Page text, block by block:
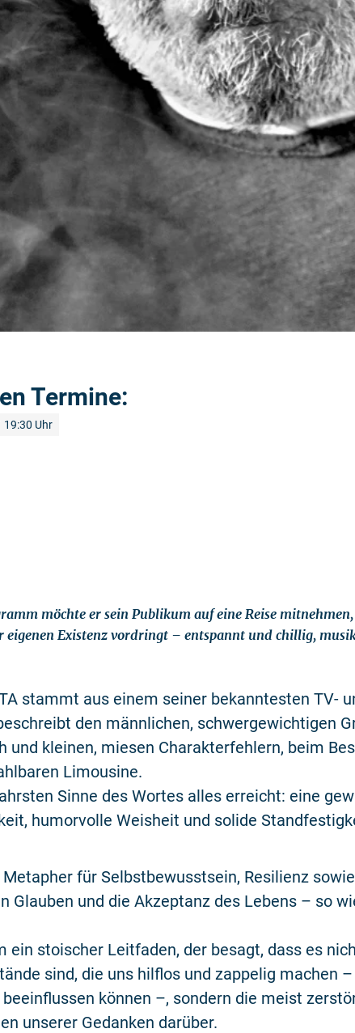
Termine:
19:30 Uhr
möchte er sein Publikum auf eine Reise
eigenen Existenz vordringt – entspannt und chillig,
stammt aus einem seiner bekanntesten TV-
den männlichen, schwergewichtigen
und kleinen, miesen Charakterfehlern, beim
Limousine.
Sinne des Wortes alles erreicht: eine
humorvolle Weisheit und solide
für Selbstbewusstsein, Resilienz
Glauben und die Akzeptanz des Lebens – so
ein stoischer Leitfaden, der besagt, dass es
sind, die uns hilflos und zappelig machen
können –, sondern die meist
unserer Gedanken darüber.